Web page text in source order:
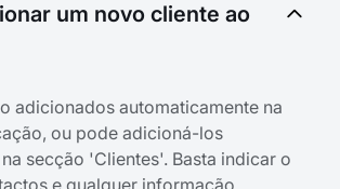
um novo cliente ao
adicionados automaticamente na
ou pode adicioná-los
secção 'Clientes'. Basta indicar o